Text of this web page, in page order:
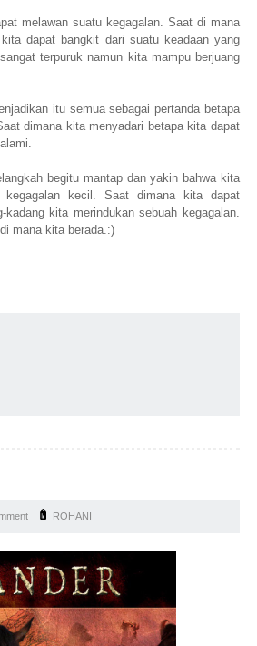
melawan suatu kegagalan. Saat di mana
dapat bangkit dari suatu keadaan yang
terpuruk namun kita mampu berjuang
itu semua sebagai pertanda betapa
dimana kita menyadari betapa kita dapat
begitu mantap dan yakin bahwa kita
kecil. Saat dimana kita dapat
kita merindukan sebuah kegagalan.
mana kita berada.:)
ROHANI